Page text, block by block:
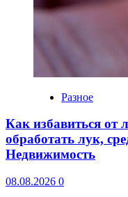
Разное
Как избавиться от
обработать лук,
Недвижимость
08.08.2026 0